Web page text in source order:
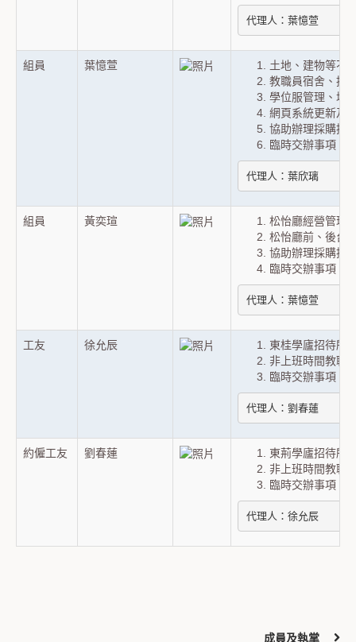
代理人：葉憶萱
組員 葉憶萱
土地、建物等不
教職員宿舍、招
學位服管理、境
網頁系統更新及
協助辦理採購招
臨時交辦事項。
代理人：葉欣璃
組員 黃奕瑄
松怡廳經營管理
松怡廳前、後台
協助辦理採購招
臨時交辦事項。
代理人：葉憶萱
工友 徐允辰
東桂學廬招待所
非上班時間教職
臨時交辦事項。
代理人：劉春蓮
約僱工友 劉春蓮
東荊學廬招待所
非上班時間教職
臨時交辦事項。
代理人：徐允辰
成員及執掌